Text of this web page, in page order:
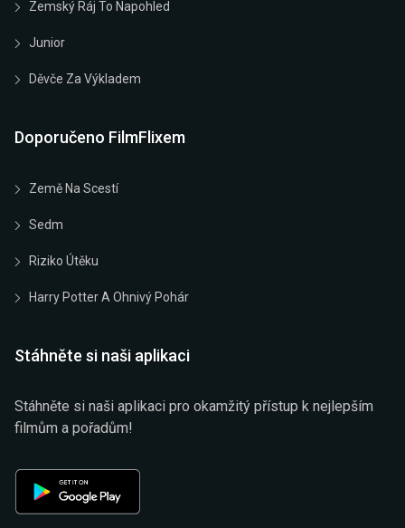
Zemský Ráj To Napohled
Junior
Děvče Za Výkladem
Doporučeno FilmFlixem
Země Na Scestí
Sedm
Riziko Útěku
Harry Potter A Ohnivý Pohár
Stáhněte si naši aplikaci
Stáhněte si naši aplikaci pro okamžitý přístup k nejlepším
filmům a pořadům!